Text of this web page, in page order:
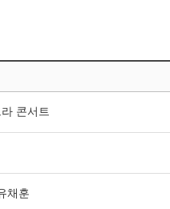
콘서트
채훈